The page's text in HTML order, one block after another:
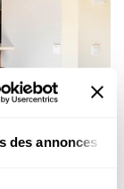
des annonces